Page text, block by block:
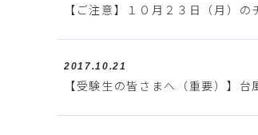
【ご注意】１０月２３日（月）
2017.10.21
【受験生の皆さまへ（重要）】